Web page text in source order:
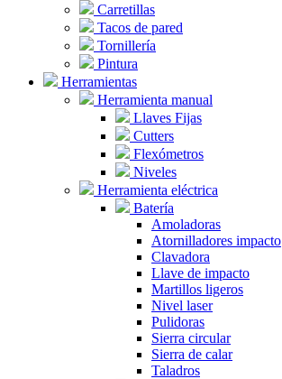
Carretillas
Tacos de pared
Tornillería
Pintura
Herramientas
Herramienta manual
Llaves Fijas
Cutters
Flexómetros
Niveles
Herramienta eléctrica
Batería
Amoladoras
Atornilladores impacto
Clavadora
Llave de impacto
Martillos ligeros
Nivel laser
Pulidoras
Sierra circular
Sierra de calar
Taladros